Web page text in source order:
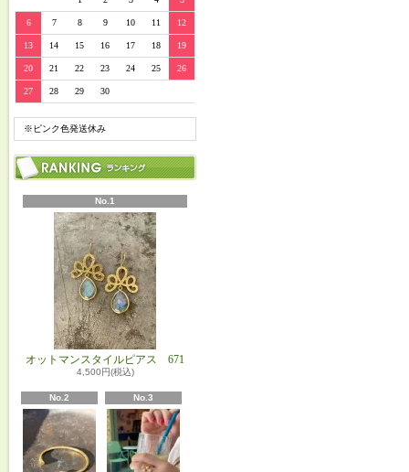
6 7 8 9 10 11 12
13 14 15 16 17 18 19
20 21 22 23 24 25 26
27 28 29 30
※ピンク色発送休み
No.1
オットマンスタイルピアス 671
4,500円(税込)
No.2 No.3